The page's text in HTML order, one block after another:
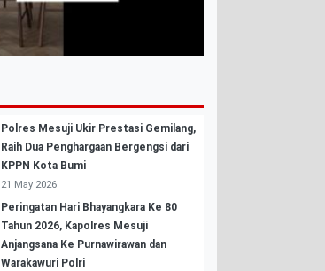
Polres Mesuji Ukir Prestasi Gemilang,
Raih Dua Penghargaan Bergengsi dari
KPPN Kota Bumi
21 May 2026
Peringatan Hari Bhayangkara Ke 80
Tahun 2026, Kapolres Mesuji
Anjangsana Ke Purnawirawan dan
Warakawuri Polri